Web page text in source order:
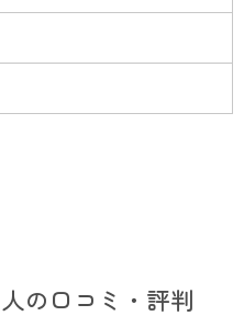
の口コミ・評判